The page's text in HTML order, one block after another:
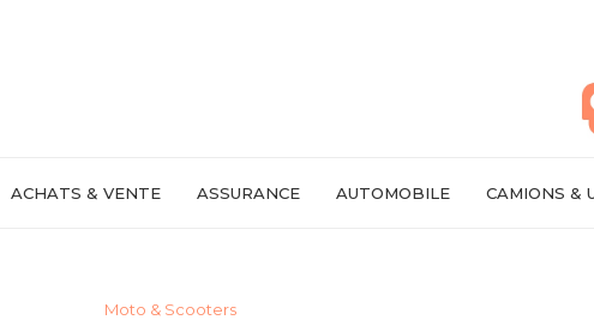
ACHATS & VENTE ASSURANCE AUTOMOBILE CAMIONS &
Moto & Scooters